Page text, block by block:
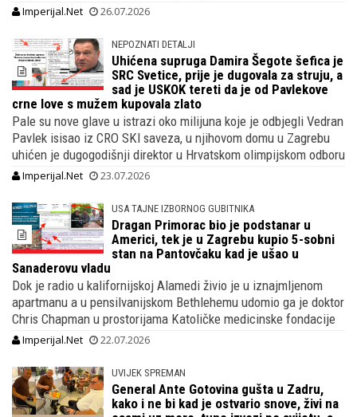
Imperijal.Net 26.07.2026
NEPOZNATI DETALJI
Uhićena supruga Damira Šegote šefica je
SRC Svetice, prije je dugovala za struju, a
sad je USKOK tereti da je od Pavlekove
crne love s mužem kupovala zlato
Pale su nove glave u istrazi oko milijuna koje je odbjegli Vedran
Pavlek isisao iz CRO SKI saveza, u njihovom domu u Zagrebu
uhićen je dugogodišnji direktor u Hrvatskom olimpijskom odboru
Imperijal.Net 23.07.2026
USA TAJNE IZBORNOG GUBITNIKA
Dragan Primorac bio je podstanar u
Americi, tek je u Zagrebu kupio 5-sobni
stan na Pantovčaku kad je ušao u
Sanaderovu vladu
Dok je radio u kalifornijskoj Alamedi živio je u iznajmljenom
apartmanu a u pensilvanijskom Bethlehemu udomio ga je doktor
Chris Chapman u prostorijama Katoličke medicinske fondacije
Imperijal.Net 22.07.2026
UVIJEK SPREMAN
General Ante Gotovina gušta u Zadru,
kako i ne bi kad je ostvario snove, živi na